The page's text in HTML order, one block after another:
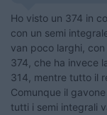
Ho visto un 374 in
con un semi
van poco larghi,
374, che ha invece
314, mentre tutto il
Comunque il
tutti i semi integrali